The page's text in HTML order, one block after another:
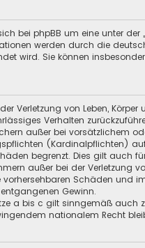
bei phpBB um eine unter der „
werden durch die
wird. Sie können
Verletzung von Leben,
Verhalten
außer bei vorsätzlichem
(Kardinalpflichten)
begrenzt. Dies gilt auch
außer bei der Verletzung
Schäden und
Gewinn.
a bis c gilt sinngemäß auch
nationalem Recht